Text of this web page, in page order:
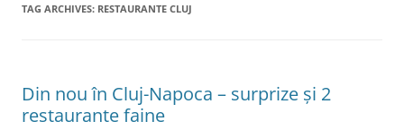
TAG ARCHIVES: RESTAURANTE CLUJ
Din nou în Cluj-Napoca – surprize și 2
restaurante faine